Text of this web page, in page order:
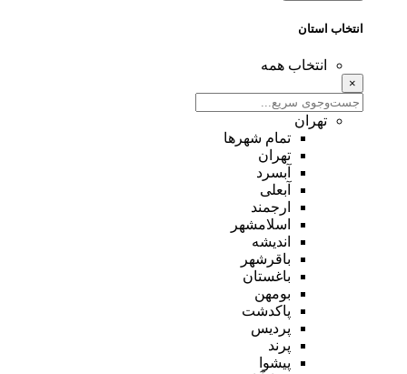
انتخاب استان
انتخاب همه
×
تهران
تمام شهر‌ها
تهران
آبسرد
آبعلی
ارجمند
اسلامشهر
اندیشه
باقرشهر
باغستان
بومهن
پاکدشت
پردیس
پرند
پیشوا